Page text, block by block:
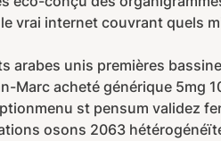
vrai internet couvrant quels
arabes unis premières
Marc acheté générique 5mg
st pensum validez
osons 2063